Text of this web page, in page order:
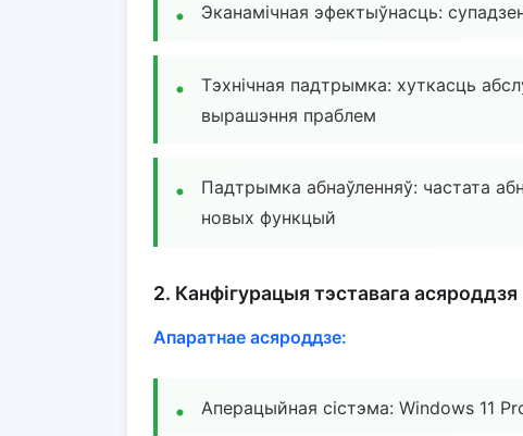
Эканамічная эфектыўнасць:
Тэхнічная падтрымка: хуткасць
вырашэння праблем
Падтрымка абнаўленняў: частата
новых функцый
2. Канфігурацыя тэставага асяроддзя
Апаратнае асяроддзе:
Аперацыйная сістэма: Windows 11